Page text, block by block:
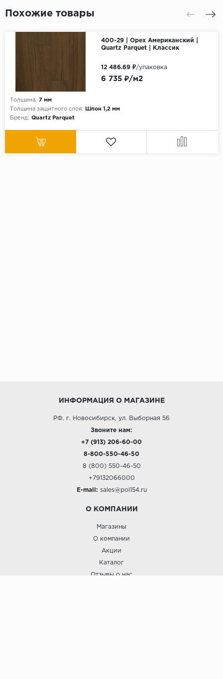
Похожие товары
400-29 | Орех Американский |
Quartz Parquet | Классик
Толщина: 7 мм
Толщина защитного слоя:
Шпон 1,2 мм
Бренд: Quartz Parquet
6 735 ₽/м2
12 486.69 ₽/упаковка
ИНФОРМАЦИЯ О МАГАЗИНЕ
РФ, г. Новосибирск, ул. Выборная 56
Звоните нам:
+7 (913) 206-60-00
8-800-550-46-50
8 (800) 550-46-50
+79132066000
E-mail: sales@pol154.ru
О КОМПАНИИ
Магазины
О компании
Акции
Каталог
Отзывы о нас